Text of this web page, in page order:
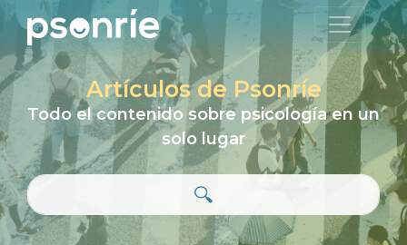
Artículos de Psonríe
Todo el contenido sobre psicología en un
solo lugar